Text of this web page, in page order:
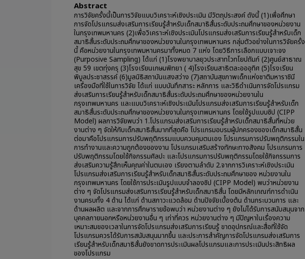
Abstract
การวิจัยครั้งนี้เป็นการวิจัยแบบวิเคราะห์เชิงประเมิน มีวัตถุประสงค์ ดังนี้ (1)เพื่อศึกษา
การจัดโปรแกรมส่งเสริมการเรียนรู้สำหรับเด็กสมาธิสั้นระดับประถมศึกษาของหน่วยงาน
ในกรุงเทพมหานคร (2)เพื่อวิเคราะห์เชิงประเมินโปรแกรมส่งเสริมการเรียนรู้สำหรับเด็ก
สมาธิสั้นระดับประถมศึกษาของหน่วยงานในกรุงเทพมหานคร กลุ่มตัวอย่างในการวิจัยครั้ง
นี้ คือหน่วยงานในกรุงเทพมหานครมาทั้งหมด 7 แห่ง โดยวิธีการเลือกแบบเจาะจง
(Purposive Sampling) ได้แก่ (1)โรงพยาบาลยุวประสาทไวทโยปถัมภ์ (2)ศูนย์สาธาณ
สุข 59 เขตทุ่งครุ (3)โรงเรียนเกษมพิทยา ( 4)โรงเรียนสาธิตละอออุทิศ (5)โรงเรียน
พิบูลประชาสรรค์ (6)มูลนิธิสถาบันแสงสว่าง (7)สถาบันสุขภาพเด็กแห่งชาติมหาราชินี
เครื่องมือที่ใช้ในการวิจัย ได้แก่ แบบบันทึกสาระ หลักการ และวิธีดำเนินการจัดโปรแกรม
ส่งเสริมการเรียนรู้สำหรับเด็กสมาธิสั้นระดับประถมศึกษาของหน่วยงานใน
กรุงเทพมหานคร และแบบวิเคราะห์เชิงประเมินโปรแกรมส่งเสริมการเรียนรู้สำหรับเด็ก
สมาธิสั้นระดับประถมศึกษาของหน่วยงานในกรุงเทพมหานคร โดยใช้รูปแบบซิป (CIPP
Model) ผลการวิจัยพบว่า 1.โปรแกรมส่งเสริมการเรียนรู้สำหรับเด็กสมาธิสั้นที่หน่วย
งานต่าง ๆ จัดให้กับเด็กสมาธิสั้นมากที่สุดคือ โปรแกรมอบรมผู้ปกครองของเด็กสมาธิสั้น
ต่อมาคือโปรแกรมการปรับพฤติกรรมแบบควบคุมตนเอง โปรแกรมการปรับพฤติกรรมใน
การทำงานและความถูกต้องของงาน โปรแกรมเสริมสร้างทักษะทางสังคม โปรแกรมการ
ปรับพฤติกรรมโดยใช้กิจกรรมศิลปะ และโปรแกรมการปรับพฤติกรรมโดยใช้กิจกรรมการ
ส่งเสริมความรู้สึกเห็นคุณค่าในตนเอง เรียงตามลำดับ 2.จากการวิเคราะห์เชิงประเมิน
โปรแกรมส่งเสริมการเรียนรู้สำหรับเด็กสมาธิสั้นระดับประถมศึกษาของ หน่วยงานใน
กรุงเทพมหานคร โดยใช้การประเมินรูปแบบจำลองซิป (CIPP Model) พบว่าหน่วยงาน
ต่าง ๆ จัดโปรแกรมส่งเสริมการเรียนรู้สำหรับเด็กสมาธิสั้น โดยมีหลักเกณฑ์การดำเนิน
งานครบทั้ง 4 ด้าน ได้แก่ ด้านสภาวะแวดล้อม ด้านปัจจัยเบื้องต้น ด้านกระบวนการ และ
ด้านผลผลิต และจากการศึกษารายข้อพบว่า หน่วยงานต่าง ๆ ยังไม่ได้รับการสนับสนุนจาก
บุคคลภายนอกหรือหน่วยงานอื่น ๆ เท่าที่ควร หน่วยงานต่าง ๆ มีปัญหาในเรื่องความ
เหมาะสมของเวลาในการจัดโปรแกรมส่งเสริมการเรียนรู้ ขาดอุปกรณ์และสื่อที่ใช้จัด
โปรแกรมควรได้รับการสนับสนุนมากขึ้น และประการสำคัญการจัดโปรแกรมส่งเสริมการ
เรียนรู้สำหรับเด็กสมาธิสั้นยังขาดการประเมินผลโปรแกรมและการประเมินประสิทธิผล
ของโปรแกรม